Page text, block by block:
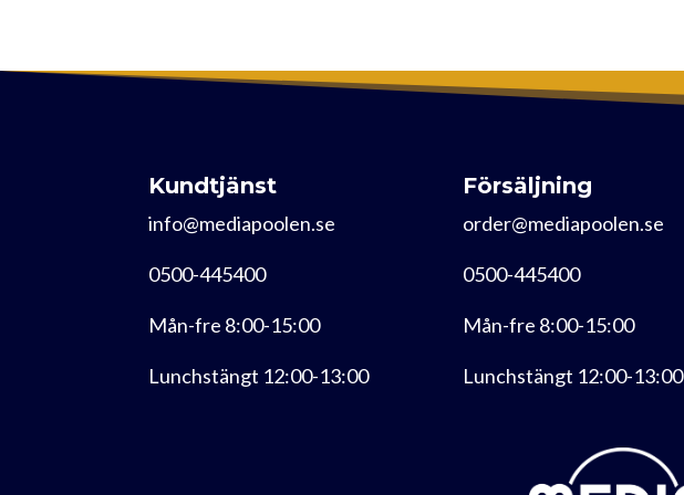
Kundtjänst
info@mediapoolen.se
0500-445400
Mån-fre 8:00-15:00
Lunchstängt 12:00-13:00
Försäljning
order@mediapoolen.se
0500-445400
Mån-fre 8:00-15:00
Lunchstängt 12:00-13:00